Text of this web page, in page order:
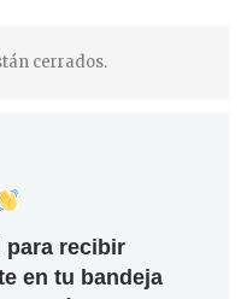
cerrados.
para recibir
en tu bandeja